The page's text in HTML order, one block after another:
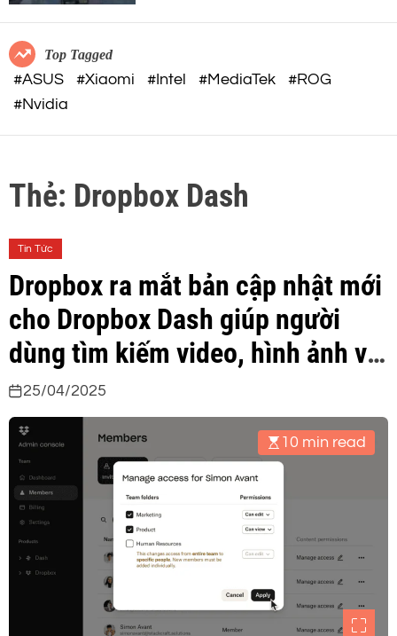
c
m
o
d
Top Tagged
#ASUS #Xiaomi #Intel #MediaTek
#ROG
#Nvidia
Thẻ: Dropbox Dash
Tin Tức
Dropbox ra mắt bản cập nhật mới
cho Dropbox Dash giúp người
dùng tìm kiếm video, hình ảnh và
tạo nội dung nhanh chóng
25/04/2025
10 min read